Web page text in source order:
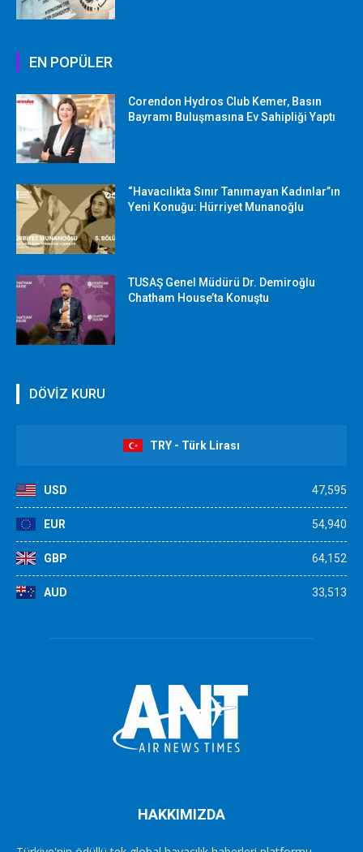
EN POPÜLER
Corendon Hydros Club Kemer, Basın
Bayramı Buluşmasına Ev Sahipliği Yaptı
“Havacılıkta Sınır Tanımayan Kadınlar”ın
Yeni Konuğu: Hürriyet Munanoğlu
TUSAŞ Genel Müdürü Dr. Demiroğlu
Chatham House’ta Konuştu
DÖVİZ KURU
TRY - Türk Lirası
USD 47,595
EUR 54,940
GBP 64,152
AUD 33,513
HAKKIMIZDA